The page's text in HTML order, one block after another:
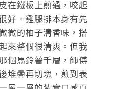
在鐵板上煎過，咬起
好。雞腿排本身有先
微的柚子清香味，搭
來整個很清爽。但我
個馬鈴薯千層，師傅
堆疊再切塊，煎到表